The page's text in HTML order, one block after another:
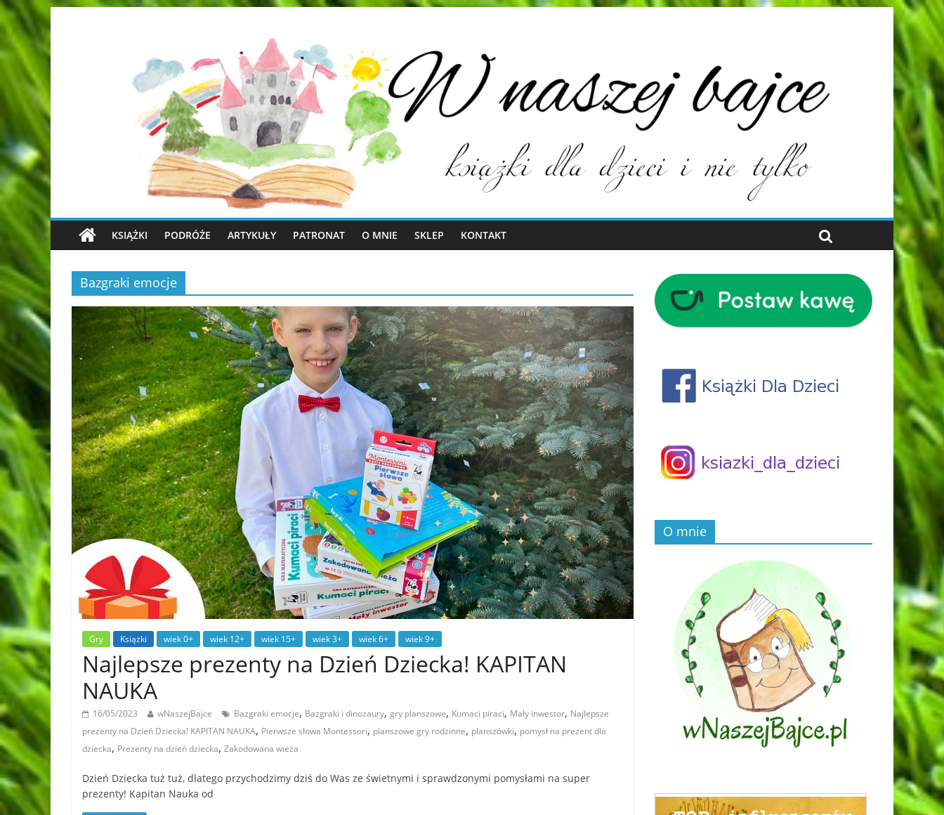
KSIĄŻKI PODRÓŻE ARTYKUŁY PATRONAT O MNIE SKLEP KONTAKT
Bazgraki emocje
Gry Książki wiek 0+ wiek 12+ wiek 15+ wiek 3+ wiek 6+ wiek 9+
Najlepsze prezenty na Dzień Dziecka! KAPITAN
NAUKA
16/05/2023 wNaszejBajce Bazgraki emocje, Bazgraki i dinozaury, gry planszowe, Kumaci piraci, Mały inwestor, Najlepsze
prezenty na Dzień Dziecka! KAPITAN NAUKA, Pierwsze słowa Montessori, planszowe gry rodzinne, planszówki, pomysł na prezent dla
dziecka, Prezenty na dzień dziecka, Zakodowana wieża
Dzień Dziecka tuż tuż, dlatego przychodzimy dziś do Was ze świetnymi i sprawdzonymi pomysłami na super
prezenty! Kapitan Nauka od
O mnie